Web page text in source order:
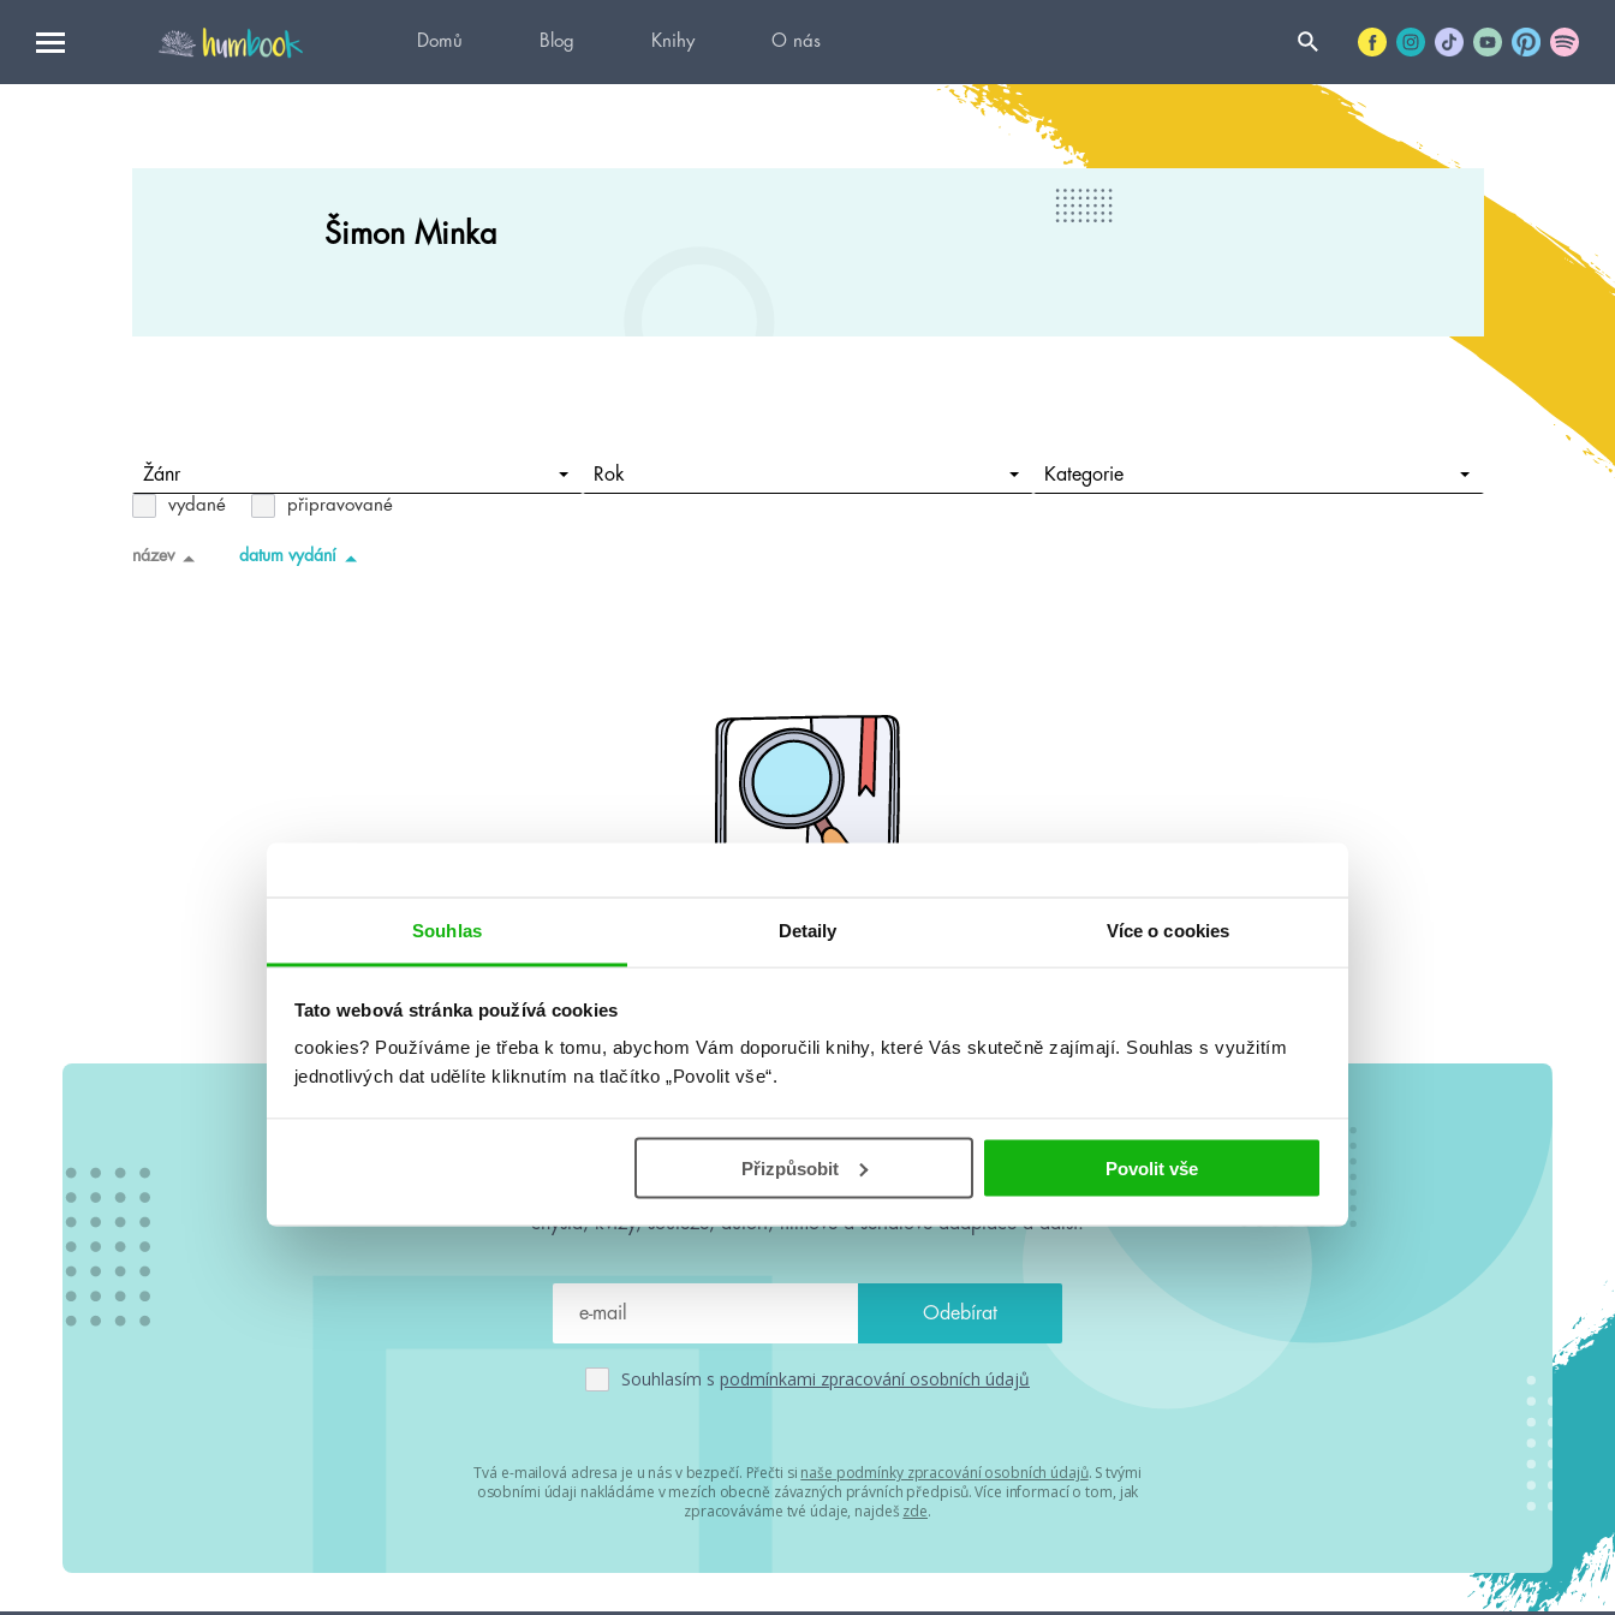
Souhlas Detaily Více o cookies
Tato webová stránka používá cookies
cookies? Používáme je třeba k tomu, abychom Vám doporučili knihy, které Vás skutečně zajímají. Souhlas s využitím
jednotlivých dat udělíte kliknutím na tlačítko „Povolit vše“.
Přizpůsobit Povolit vše
Domů Blog Knihy O nás
Šimon Minka
Žánr Rok Kategorie
vydané připravované
název datum vydání
#HumbookNews
Vše kolem #youngadult každý měsíc rovnou do mailu! Nové knihy, co se
chystá, kvízy, soutěže, autoři, filmové a seriálové adaptace a další.
Souhlasím s podmínkami zpracování osobních údajů
Tvá e-mailová adresa je u nás v bezpečí. Přečti si naše podmínky zpracování osobních údajů. S tvými
osobními údaji nakládáme v mezích obecně závazných právních předpisů. Více informací o tom, jak
zpracováváme tvé údaje, najdeš zde.